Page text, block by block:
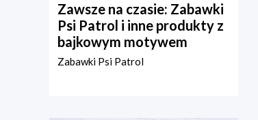
Zawsze na czasie: Zabawki
Psi Patrol i inne produkty z
bajkowym motywem
Zabawki Psi Patrol